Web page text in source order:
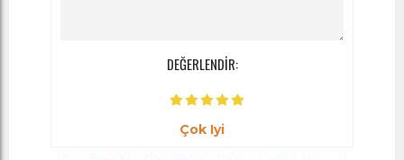
DEĞERLENDİR:
Çok Iyi